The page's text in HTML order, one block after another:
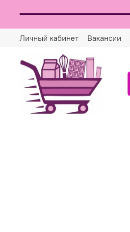
Личный кабинет Вакансии